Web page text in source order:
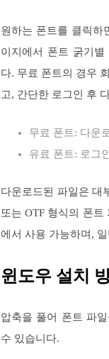
원하는 폰트를 클릭하
이지에서 폰트 굵기
다. 무료 폰트의 경우
고, 간단한 로그인 후
무료 폰트: 다운
유료 폰트: 로그
다운로드된 파일은 대
또는 OTF 형식의 폰
에서 사용 가능하며,
윈도우 설치
압축을 풀어 폰트 파
수 있습니다.